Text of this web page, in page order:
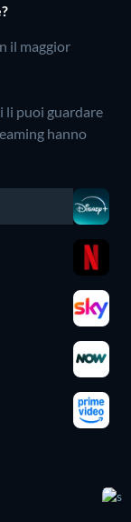
il maggior
li puoi guardare
hanno